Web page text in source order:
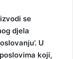
se
djela
U
koji,